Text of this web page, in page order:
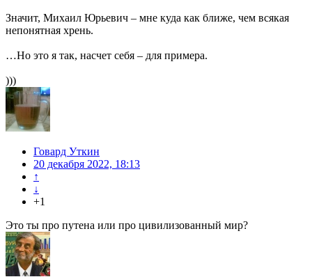
Значит, Михаил Юрьевич – мне куда как ближе, чем всякая
непонятная хрень.
…Но это я так, насчет себя – для примера.
)))
Говард Уткин
20 декабря 2022, 18:13
↑
↓
+1
Это ты про путена или про цивилизованный мир?